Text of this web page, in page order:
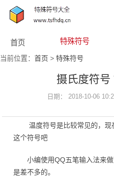
首页 特殊符号
当前位置： 首页 > 特殊符号
摄氏度符
日期： 2018-10-06
温度符号是比较常见的，
这个符号吧
小编使用QQ五笔输入法来
是差不多的。